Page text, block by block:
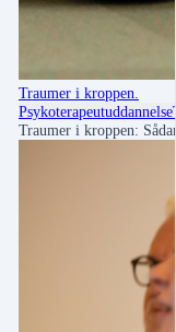
Traumer i kroppen.
Psykoterapeutuddannelse
Traumer i kroppen: